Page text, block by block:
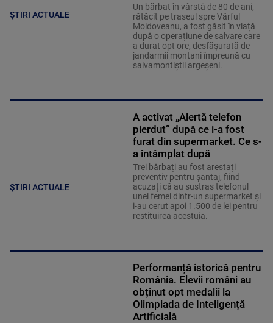
ȘTIRI ACTUALE
Un bărbat în vârstă de 80 de ani,
rătăcit pe traseul spre Vârful
Moldoveanu, a fost găsit în viață
după o operațiune de salvare care
a durat opt ore, desfășurată de
jandarmii montani împreună cu
salvamontiștii argeșeni.
ȘTIRI ACTUALE
A activat „Alertă telefon
pierdut” după ce i-a fost
furat din supermarket. Ce s-
a întâmplat după
Trei bărbați au fost arestați
preventiv pentru șantaj, fiind
acuzați că au sustras telefonul
unei femei dintr-un supermarket și
i-au cerut apoi 1.500 de lei pentru
restituirea acestuia.
Performanță istorică pentru
România. Elevii români au
obținut opt medalii la
Olimpiada de Inteligență
Artificială